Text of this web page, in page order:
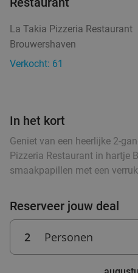
Gifts & Food
Belegd broodje(s) +
Vandaag Morgen Di
Friet Enzo... Goes
Goes
La Takia Pizzeria Restaurant
Brouwershaven
Verkocht: 61
In het kort
Geniet van een heerlijke 2-
Pizzeria Restaurant in hartje
smaakpapillen met een
Reserveer jouw deal
2 Personen